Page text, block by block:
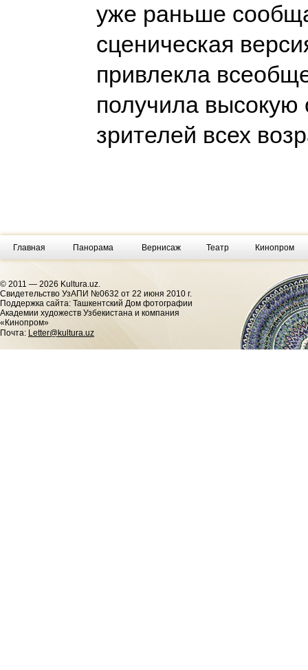
уже раньше
сценическая
привлекла
получила высокую
зрителей всех
Главная Панорама Вернисаж Театр Кинопром
© 2011 — 2026 Kultura.uz.
Cвидетельство УзАПИ №0632 от 22 июня 2010 г.
Поддержка сайта: Ташкентский Дом фотографии
Академии художеств Узбекистана и компания
«Кинопром»
Почта: Letter@kultura.uz